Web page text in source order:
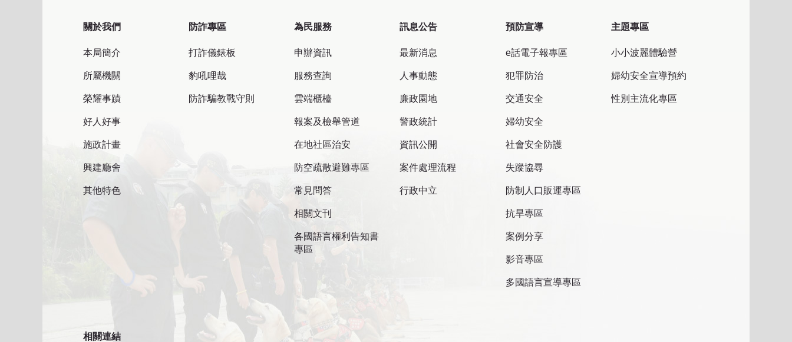
關於我們
本局簡介
所屬機關
榮耀事蹟
好人好事
施政計畫
興建廳舍
其他特色
防詐專區
打詐儀錶板
豹吼哩哉
防詐騙教戰守則
為民服務
申辦資訊
服務查詢
雲端櫃檯
報案及檢舉管道
在地社區治安
防空疏散避難專區
常見問答
相關文刊
各國語言權利告知書
專區
訊息公告
最新消息
人事動態
廉政園地
警政統計
資訊公開
案件處理流程
行政中立
預防宣導
e話電子報專區
犯罪防治
交通安全
婦幼安全
社會安全防護
失蹤協尋
防制人口販運專區
抗旱專區
案例分享
影音專區
多國語言宣導專區
主題專區
小小波麗體驗營
婦幼安全宣導預約
性別主流化專區
相關連結